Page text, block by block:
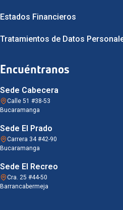
Estados Financieros
Tratamientos de Datos
Encuéntranos
Sede Cabecera
Calle 51 #38-53
Bucaramanga
Sede El Prado
Carrera 34 #42-90
Bucaramanga
Sede El Recreo
Cra. 25 #44-50
Barrancabermeja